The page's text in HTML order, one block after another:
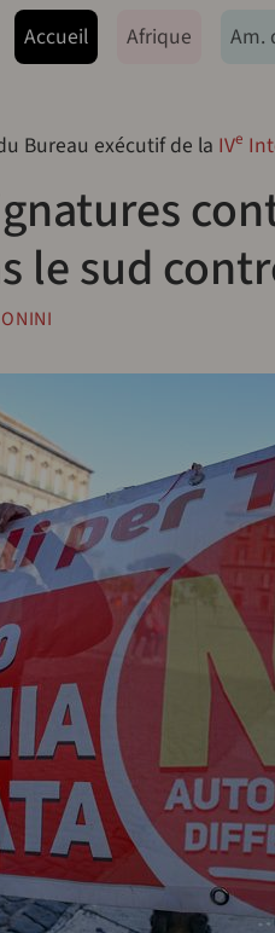
principal
Accueil Afrique Am.
Bureau exécutif de la IVe
le sud